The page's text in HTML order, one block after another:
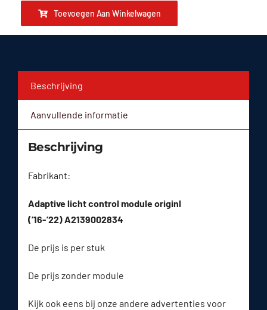
Toevoegen Aan Winkelwagen
Beschrijving
Aanvullende informatie
Beschrijving
Fabrikant:
Adaptive licht control module originl
(’16-’22) A2139002834
De prijs is per stuk
De prijs zonder module
Kijk ook eens bij onze andere advertenties voor